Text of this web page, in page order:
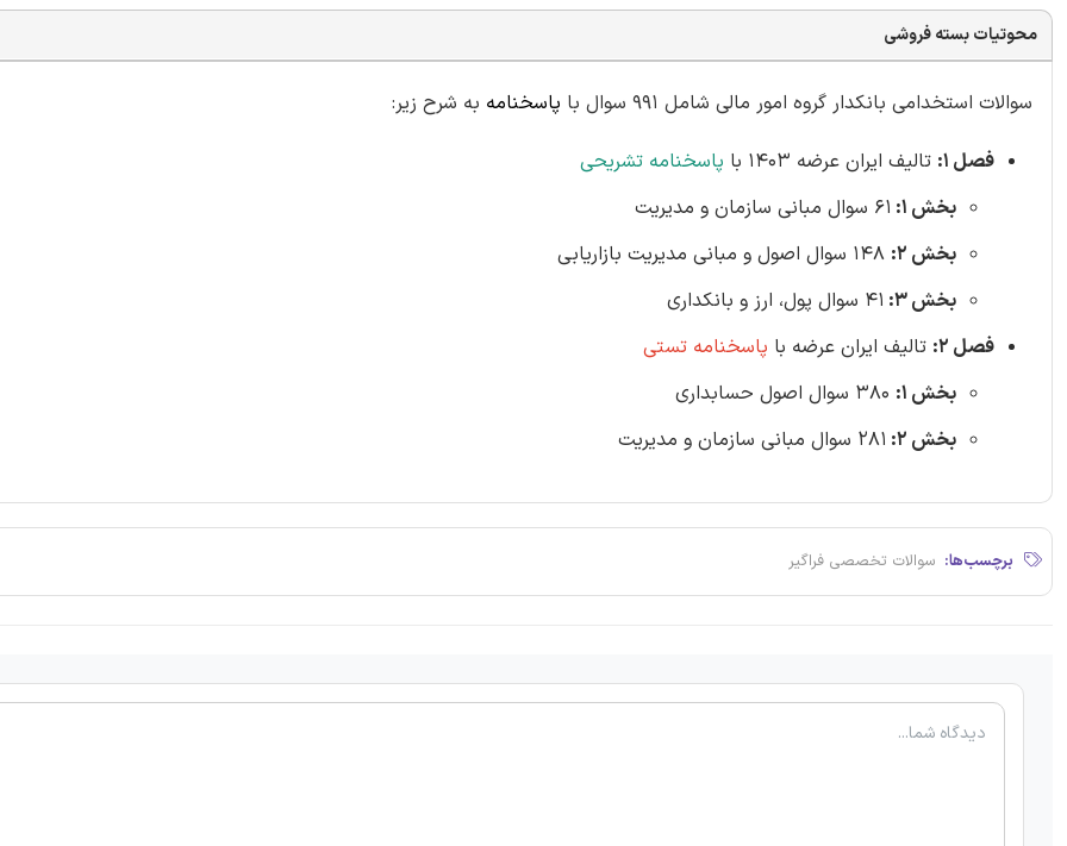
محوتیات بسته فروشی
سوالات استخدامی بانکدار گروه امور مالی شامل 991 سوال با پاسخنامه به شرح زیر:
فصل 1: تالیف ایران عرضه 1403 با
پاسخنامه تشریحی
بخش 1:
61 سوال مبانی سازمان و مدیریت
بخش 2:
بخش 3:
41 سوال پول، ارز و بانکداری
فصل 2:
تالیف ایران عرضه با پاسخنامه تستی
بخش 1:
بخش 2:
281 سوال مبانی سازمان و مدیریت
برچسب‌ها: سوالات تخصصی فراگیر